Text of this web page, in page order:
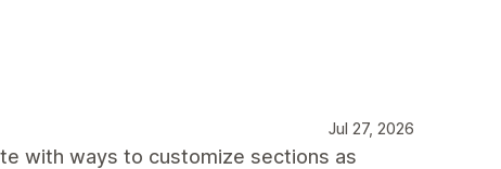
Jul 27, 2026
with ways to customize sections as